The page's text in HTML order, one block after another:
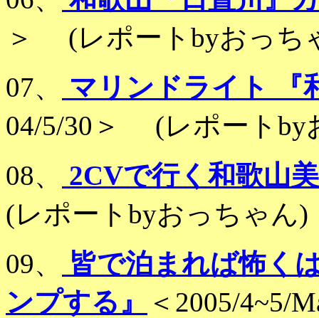
＞ (レポートbyおっち
07、
マリンドライト 『
04/5/30＞ (レポートby
08、
2CVで行く和歌山
(レポートbyおっちゃん)
09、
皆で泊まれば怖く
ンプする』
＜2005/4~5/